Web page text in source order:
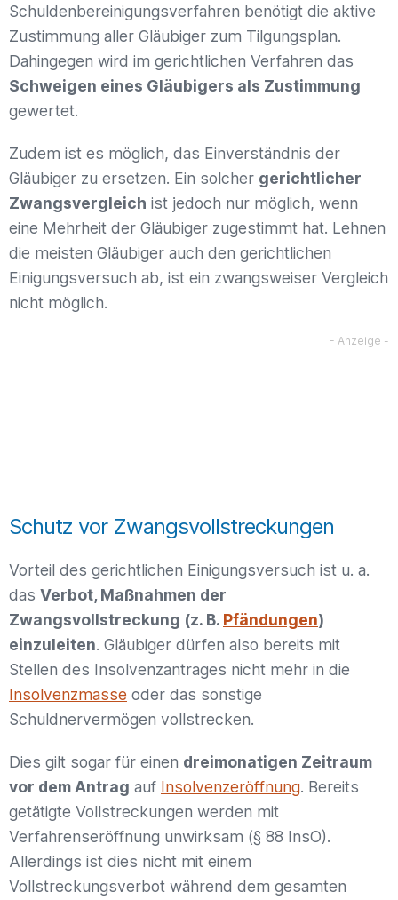
Schuldenbereinigungsverfahren benötigt die aktive
Zustimmung aller Gläubiger zum Tilgungsplan.
Dahingegen wird im gerichtlichen Verfahren das
Schweigen eines Gläubigers als Zustimmung
gewertet.
Zudem ist es möglich, das Einverständnis der
Gläubiger zu ersetzen. Ein solcher gerichtlicher
Zwangsvergleich ist jedoch nur möglich, wenn
eine Mehrheit der Gläubiger zugestimmt hat. Lehnen
die meisten Gläubiger auch den gerichtlichen
Einigungsversuch ab, ist ein zwangsweiser Vergleich
nicht möglich.
Schutz vor Zwangsvollstreckungen
Vorteil des gerichtlichen Einigungsversuch ist u. a.
das Verbot, Maßnahmen der
Zwangsvollstreckung (z. B. Pfändungen)
einzuleiten. Gläubiger dürfen also bereits mit
Stellen des Insolvenzantrages nicht mehr in die
Insolvenzmasse oder das sonstige
Schuldnervermögen vollstrecken.
Dies gilt sogar für einen dreimonatigen Zeitraum
vor dem Antrag auf Insolvenzeröffnung. Bereits
getätigte Vollstreckungen werden mit
Verfahrenseröffnung unwirksam (§ 88 InsO).
Allerdings ist dies nicht mit einem
Vollstreckungsverbot während dem gesamten